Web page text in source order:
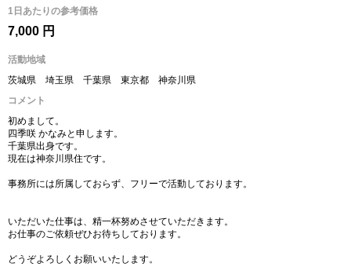
1日あたりの参考価格
7,000 円
活動地域
茨城県 埼玉県 千葉県 東京都 神奈川県
コメント
初めまして。
四季咲 かなみと申します。
千葉県出身です。
現在は神奈川県住です。
事務所には所属しておらず、フリーで活動しております。
いただいた仕事は、精一杯努めさせていただきます。
お仕事のご依頼ぜひお待ちしております。
どうぞよろしくお願いいたします。